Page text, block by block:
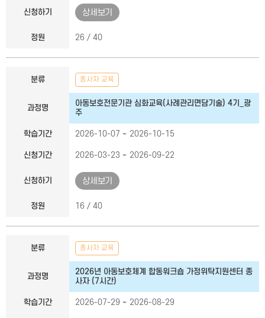
신청하기 상세보기
정원 26 / 40
분류 종사자 교육
과정명
아동보호전문기관 심화교육(사례관리면담기술) 4기_광
주
학습기간 2026-10-07 ~ 2026-10-15
신청기간 2026-03-23 ~ 2026-09-22
신청하기 상세보기
정원 16 / 40
분류 종사자 교육
과정명
2026년 아동보호체계 합동워크숍 가정위탁지원센터 종
사자 (7시간)
학습기간 2026-07-29 ~ 2026-08-29